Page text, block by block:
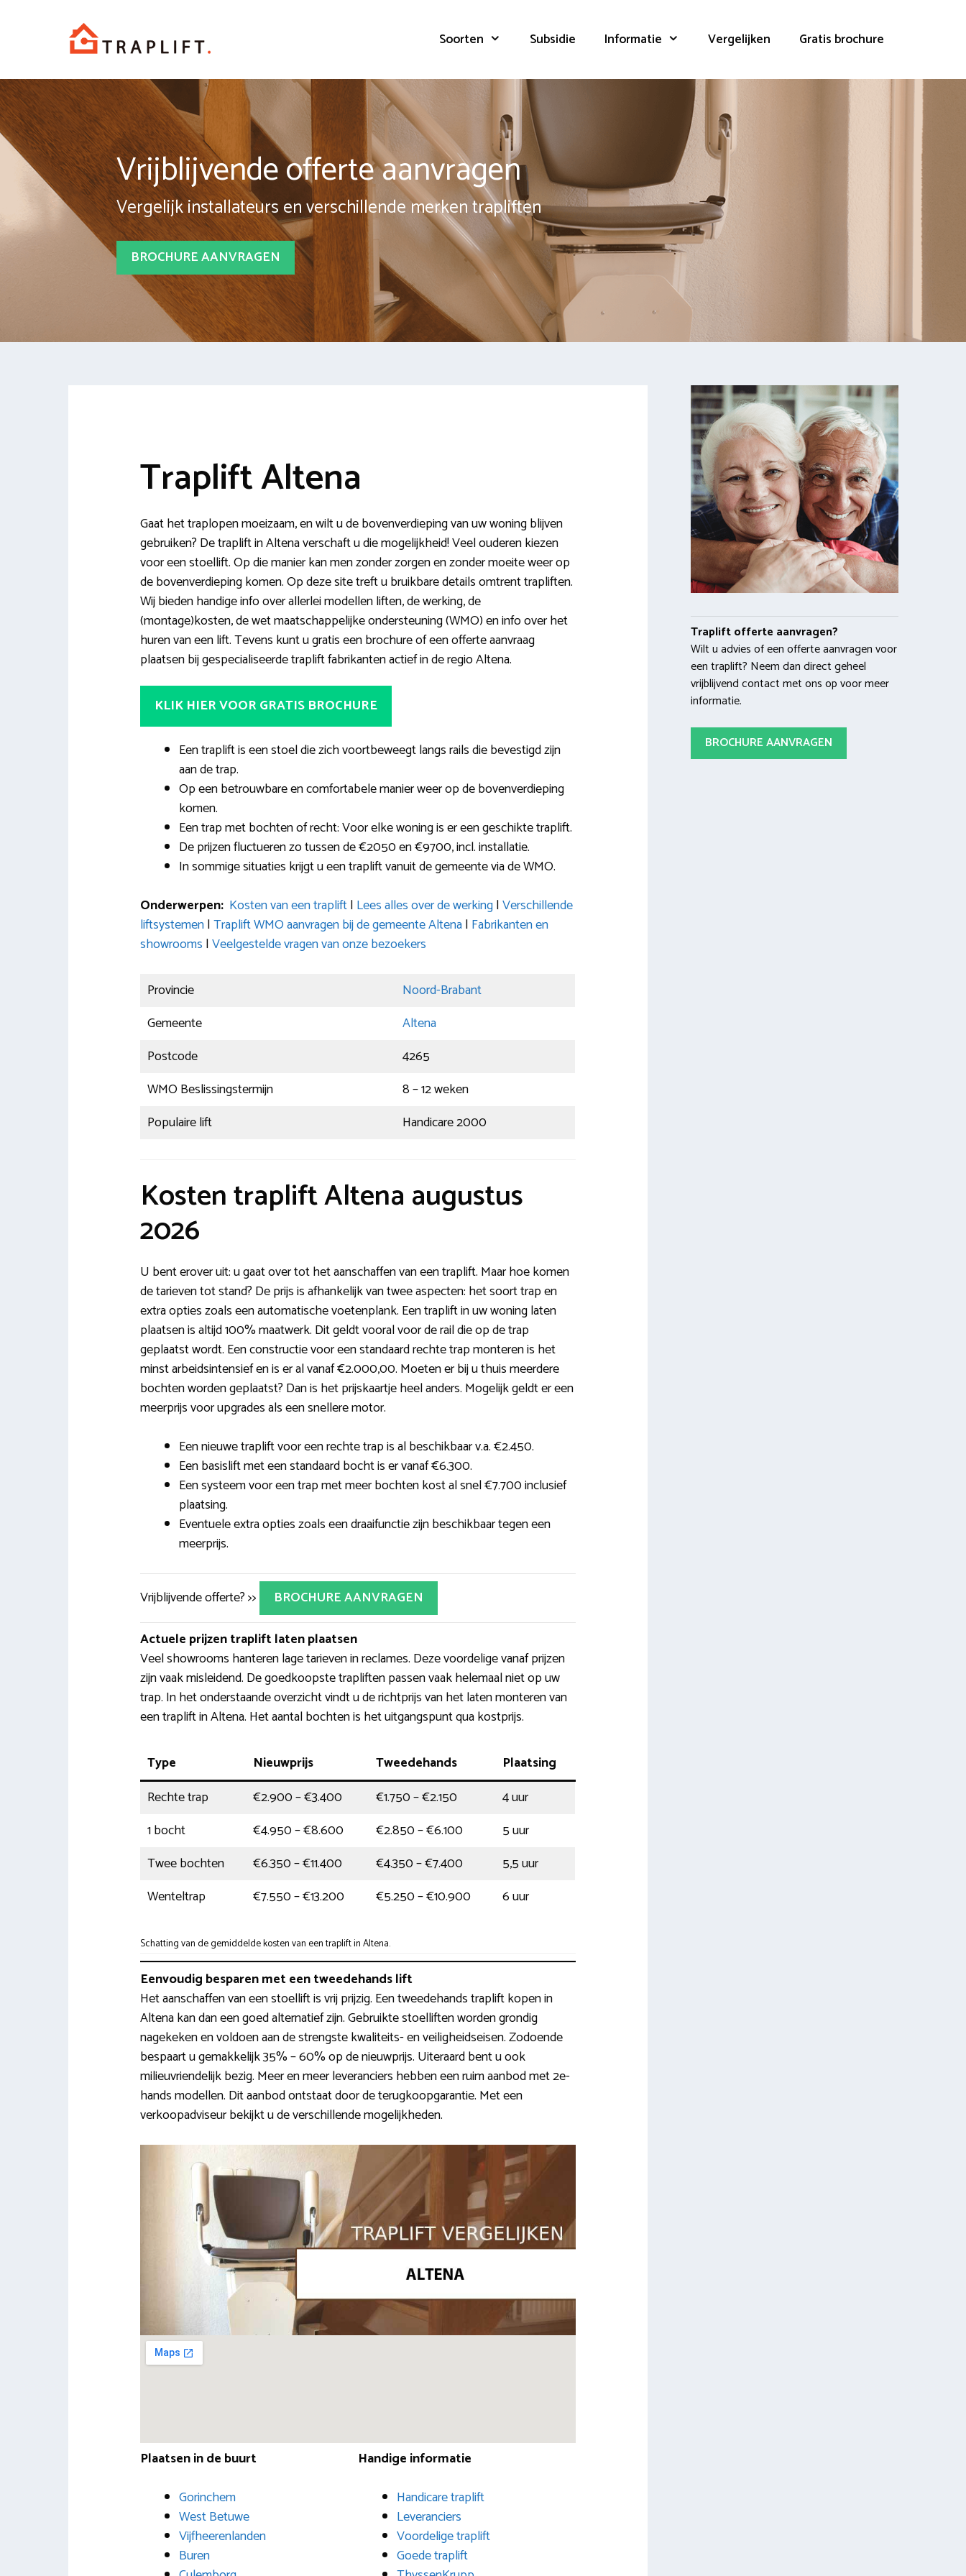
Soorten Subsidie Informatie Vergelijken Gratis brochure
Vrijblijvende offerte aanvragen
Vergelijk installateurs en verschillende merken trapliften
BROCHURE AANVRAGEN
Traplift Altena
Gaat het traplopen moeizaam, en wilt u de bovenverdieping van uw woning blijven
gebruiken? De traplift in Altena verschaft u die mogelijkheid! Veel ouderen kiezen
voor een stoellift. Op die manier kan men zonder zorgen en zonder moeite weer op
de bovenverdieping komen. Op deze site treft u bruikbare details omtrent trapliften.
Wij bieden handige info over allerlei modellen liften, de werking, de
(montage)kosten, de wet maatschappelijke ondersteuning (WMO) en info over het
huren van een lift. Tevens kunt u gratis een brochure of een offerte aanvraag
plaatsen bij gespecialiseerde traplift fabrikanten actief in de regio Altena.
KLIK HIER VOOR GRATIS BROCHURE
Een traplift is een stoel die zich voortbeweegt langs rails die bevestigd zijn
aan de trap.
Op een betrouwbare en comfortabele manier weer op de bovenverdieping
komen.
Een trap met bochten of recht: Voor elke woning is er een geschikte traplift.
De prijzen fluctueren zo tussen de €2050 en €9700, incl. installatie.
In sommige situaties krijgt u een traplift vanuit de gemeente via de WMO.
Onderwerpen: Kosten van een traplift| Lees alles over de werking|Verschillende
liftsystemen|Traplift WMO aanvragen bij de gemeente Altena| Fabrikanten en
showrooms |Veelgestelde vragen van onze bezoekers
Provincie
Noord-Brabant
Gemeente
Altena
Postcode
4265
WMO Beslissingstermijn
8 – 12 weken
Populaire lift
Handicare 2000
Kosten traplift Altena augustus
2026
U bent erover uit: u gaat over tot het aanschaffen van een traplift. Maar hoe komen
de tarieven tot stand? De prijs is afhankelijk van twee aspecten: het soort trap en
extra opties zoals een automatische voetenplank. Een traplift in uw woning laten
plaatsen is altijd 100% maatwerk. Dit geldt vooral voor de rail die op de trap
geplaatst wordt. Een constructie voor een standaard rechte trap monteren is het
minst arbeidsintensief en is er al vanaf €2.000,00. Moeten er bij u thuis meerdere
bochten worden geplaatst? Dan is het prijskaartje heel anders. Mogelijk geldt er een
meerprijs voor upgrades als een snellere motor.
Een nieuwe traplift voor een rechte trap is al beschikbaar v.a. €2.450.
Een basislift met een standaard bocht is er vanaf €6.300.
Een systeem voor een trap met meer bochten kost al snel €7.700 inclusief
plaatsing.
Eventuele extra opties zoals een draaifunctie zijn beschikbaar tegen een
meerprijs.
Vrijblijvende offerte? >>
BROCHURE AANVRAGEN
Actuele prijzen traplift laten plaatsen
Veel showrooms hanteren lage tarieven in reclames. Deze voordelige vanaf prijzen
zijn vaak misleidend. De goedkoopste trapliften passen vaak helemaal niet op uw
trap. In het onderstaande overzicht vindt u de richtprijs van het laten monteren van
een traplift in Altena. Het aantal bochten is het uitgangspunt qua kostprijs.
Type Nieuwprijs Tweedehands
Plaatsing
Rechte trap
€2.900 – €3.400 €1.750 – €2.150
4 uur
1 bocht
€4.950 – €8.600 €2.850 – €6.100
5 uur
Twee bochten
€6.350 – €11.400 €4.350 – €7.400
5,5 uur
Wenteltrap
€7.550 – €13.200 €5.250 – €10.900 6 uur
Schatting van de gemiddelde kosten van een traplift in Altena.
Eenvoudig besparen met een tweedehands lift
Het aanschaffen van een stoellift is vrij prijzig. Een tweedehands traplift kopen in
Altena kan dan een goed alternatief zijn. Gebruikte stoelliften worden grondig
nagekeken en voldoen aan de strengste kwaliteits- en veiligheidseisen. Zodoende
bespaart u gemakkelijk 35% – 60% op de nieuwprijs. Uiteraard bent u ook
milieuvriendelijk bezig. Meer en meer leveranciers hebben een ruim aanbod met 2e-
hands modellen. Dit aanbod ontstaat door de terugkoopgarantie. Met een
verkoopadviseur bekijkt u de verschillende mogelijkheden.
Plaatsen in de buurt
Gorinchem
West Betuwe
Vijfheerenlanden
Buren
Handige informatie
Handicare traplift
Leveranciers
Voordelige traplift
Goede traplift
Traplift offerte aanvragen?
Wilt u advies of een offerte aanvragen voor
een traplift? Neem dan direct geheel
vrijblijvend contact met ons op voor meer
informatie.
BROCHURE AANVRAGEN